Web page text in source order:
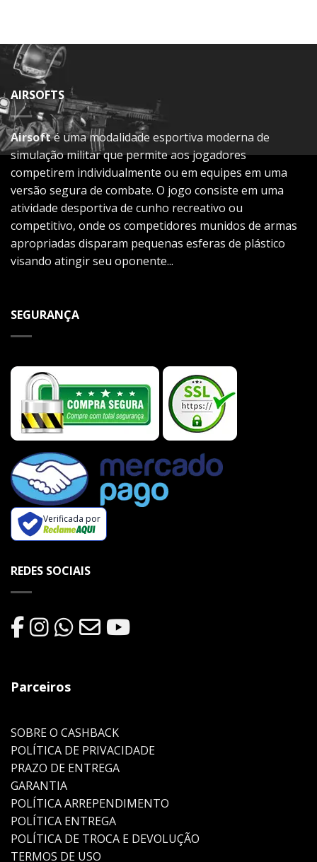
AIRSOFTS
Airsofté uma modalidade esportiva moderna de
simulação militar que permite aos jogadores
competirem individualmente ou em equipes em uma
versão segura de combate. O jogo consiste em uma
atividade desportiva de cunho recreativo ou
competitivo, onde os competidores munidos de armas
apropriadas disparam pequenas esferas de plástico
visando atingir seu oponente...
SEGURANÇA
Verificada por
REDES SOCIAIS
Parceiros
SOBRE O CASHBACK
POLÍTICA DE PRIVACIDADE
PRAZO DE ENTREGA
GARANTIA
POLÍTICA ARREPENDIMENTO
POLÍTICA ENTREGA
POLÍTICA DE TROCA E DEVOLUÇÃO
TERMOS DE USO